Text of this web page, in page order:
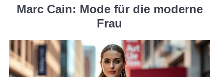
Marc Cain: Mode für die moderne
Frau